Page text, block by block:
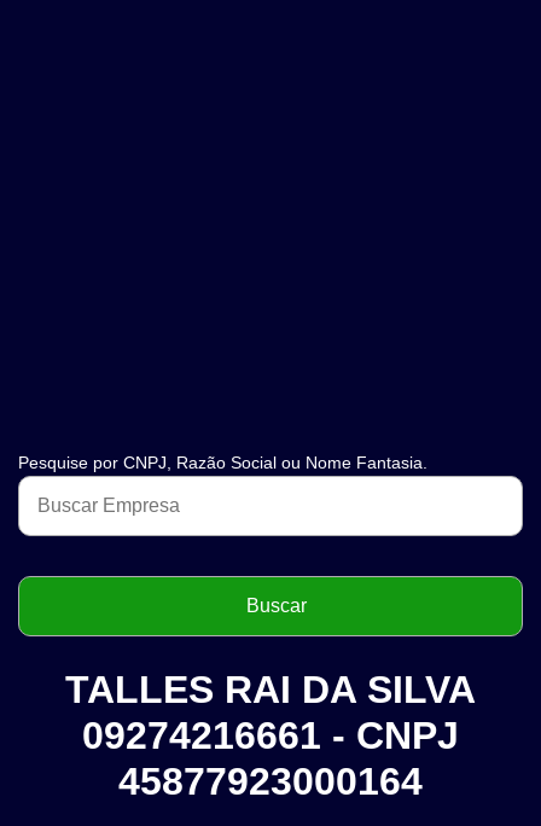
Pesquise por CNPJ, Razão Social ou Nome Fantasia.
TALLES RAI DA SILVA
09274216661 - CNPJ
45877923000164